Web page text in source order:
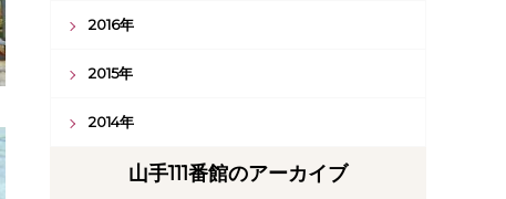
2016年
2015年
2014年
山手111番館のアーカイブ